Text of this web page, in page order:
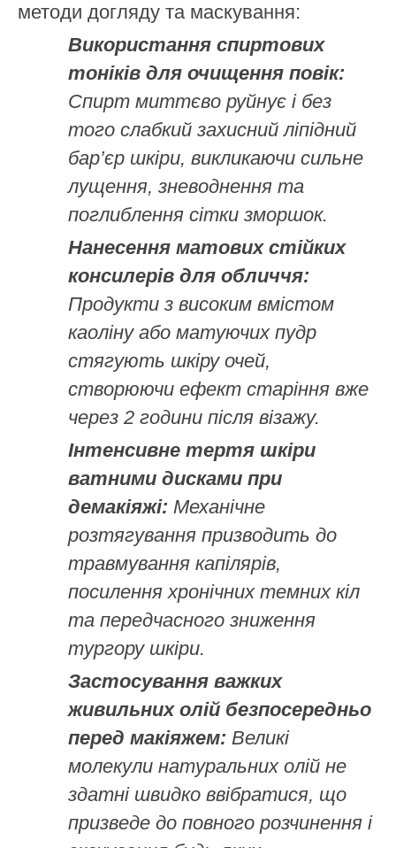
методи догляду та маскування:
Використання спиртових
тоніків для очищення повік:
Спирт миттєво руйнує і без
того слабкий захисний ліпідний
бар’єр шкіри, викликаючи сильне
лущення, зневоднення та
поглиблення сітки зморшок.
Нанесення матових стійких
консилерів для обличчя:
Продукти з високим вмістом
каоліну або матуючих пудр
стягують шкіру очей,
створюючи ефект старіння вже
через 2 години після візажу.
Інтенсивне тертя шкіри
ватними дисками при
демакіяжі: Механічне
розтягування призводить до
травмування капілярів,
посилення хронічних темних кіл
та передчасного зниження
тургору шкіри.
Застосування важких
живильних олій безпосередньо
перед макіяжем: Великі
молекули натуральних олій не
здатні швидко ввібратися, що
призведе до повного розчинення і